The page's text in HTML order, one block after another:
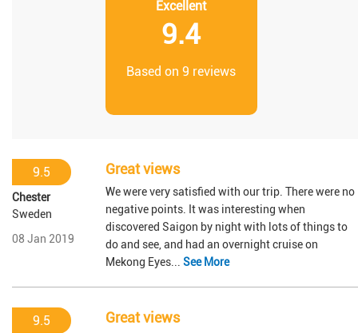
Excellent
9.4
Based on 9 reviews
9.5
Chester
Sweden
08 Jan 2019
Great views
We were very satisfied with our trip. There were no
negative points. It was interesting when
discovered Saigon by night with lots of things to
do and see, and had an overnight cruise on
Mekong Eyes... See More
9.5 Great views